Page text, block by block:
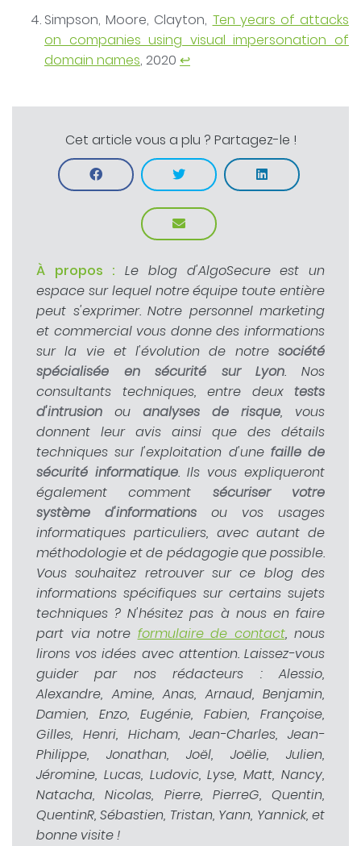
Simpson, Moore, Clayton, Ten years of attacks
on companies using visual impersonation of
domain names, 2020 ↩
Cet article vous a plu ? Partagez-le !
À propos : Le blog d'AlgoSecure est un
espace sur lequel notre équipe toute entière
peut s'exprimer. Notre personnel marketing
et commercial vous donne des informations
sur la vie et l'évolution de notre société
spécialisée en sécurité sur Lyon. Nos
consultants techniques, entre deux tests
d'intrusion ou analyses de risque, vous
donnent leur avis ainsi que des détails
techniques sur l'exploitation d'une faille de
sécurité informatique. Ils vous expliqueront
également comment sécuriser votre
système d'informations ou vos usages
informatiques particuliers, avec autant de
méthodologie et de pédagogie que possible.
Vous souhaitez retrouver sur ce blog des
informations spécifiques sur certains sujets
techniques ? N'hésitez pas à nous en faire
part via notre formulaire de contact, nous
lirons vos idées avec attention. Laissez-vous
guider par nos rédacteurs : Alessio,
Alexandre, Amine, Anas, Arnaud, Benjamin,
Damien, Enzo, Eugénie, Fabien, Françoise,
Gilles, Henri, Hicham, Jean-Charles, Jean-
Philippe, Jonathan, Joël, Joëlie, Julien,
Jéromine, Lucas, Ludovic, Lyse, Matt, Nancy,
Natacha, Nicolas, Pierre, PierreG, Quentin,
QuentinR, Sébastien, Tristan, Yann, Yannick, et
bonne visite !